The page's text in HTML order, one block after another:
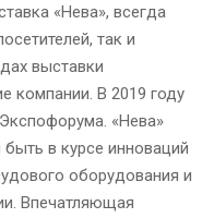
«Нева», всегда
так и
выставки
компании. В 2019 году
«Нева»
в курсе инноваций
оборудования и
Впечатляющая